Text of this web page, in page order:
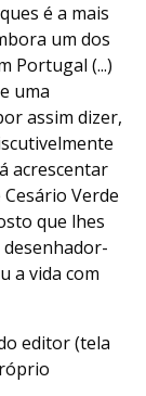
é a mais
um dos
Portugal (...)
uma
assim dizer,
acrescentar
Verde
que lhes
a vida com
editor (tela